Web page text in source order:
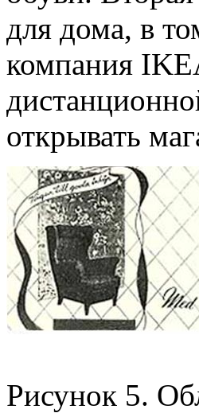
для дома, в
компания
открывать
Рисунок 5.